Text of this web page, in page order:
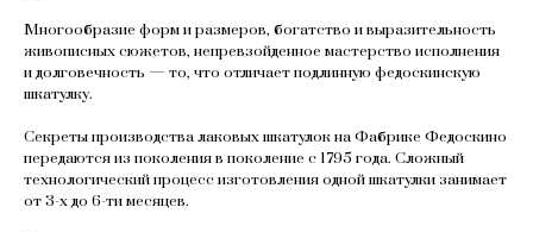
Многообразие форм и размеров, богатство и выразительность
живописных сюжетов, непревзойденное мастерство исполнения
и долговечность — то, что отличает подлинную федоскинскую
шкатулку.
Секреты производства лаковых шкатулок на Фабрике Федоскино
передаются из поколения в поколение с 1795 года. Сложный
технологический процесс изготовления одной шкатулки занимает
от 3-х до 6-ти месяцев.